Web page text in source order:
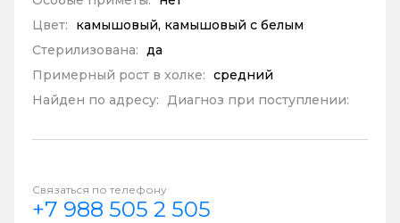
Цвет:
камышовый, камышовый с белым
Стерилизована: да
Примерный рост в холке: средний
Найден по адресу: Диагноз при поступлении:
Связаться по телефону
+7 988 505 2 505